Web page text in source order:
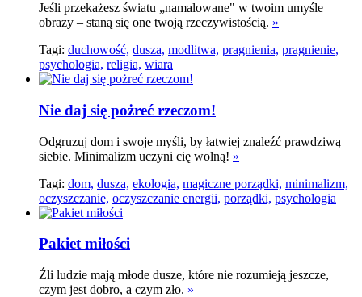
Jeśli przekażesz światu „namalowane" w twoim umyśle
obrazy – staną się one twoją rzeczywistością. »
Tagi: duchowość, dusza, modlitwa, pragnienia, pragnienie,
psychologia, religia, wiara
Nie daj się pożreć rzeczom!
Odgruzuj dom i swoje myśli, by łatwiej znaleźć prawdziwą
siebie. Minimalizm uczyni cię wolną! »
Tagi: dom, dusza, ekologia, magiczne porządki, minimalizm,
oczyszczanie, oczyszczanie energii, porządki, psychologia
Pakiet miłości
Źli ludzie mają młode dusze, które nie rozumieją jeszcze,
czym jest dobro, a czym zło. »